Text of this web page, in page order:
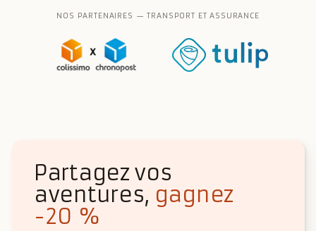
NOS PARTENAIRES — TRANSPORT ET ASSURANCE
Partagez vos
aventures, gagnez
-20 %